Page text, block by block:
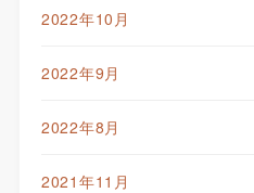
2022年10月
2022年9月
2022年8月
2021年11月